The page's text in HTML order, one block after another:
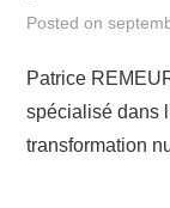
Posted on
Patrice
spécialisé dans
transformation